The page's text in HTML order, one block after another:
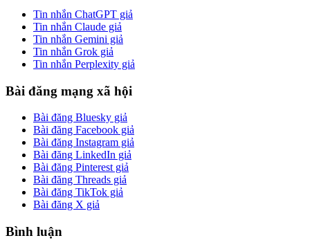
Tin nhắn ChatGPT giả
Tin nhắn Claude giả
Tin nhắn Gemini giả
Tin nhắn Grok giả
Tin nhắn Perplexity giả
Bài đăng mạng xã hội
Bài đăng Bluesky giả
Bài đăng Facebook giả
Bài đăng Instagram giả
Bài đăng LinkedIn giả
Bài đăng Pinterest giả
Bài đăng Threads giả
Bài đăng TikTok giả
Bài đăng X giả
Bình luận